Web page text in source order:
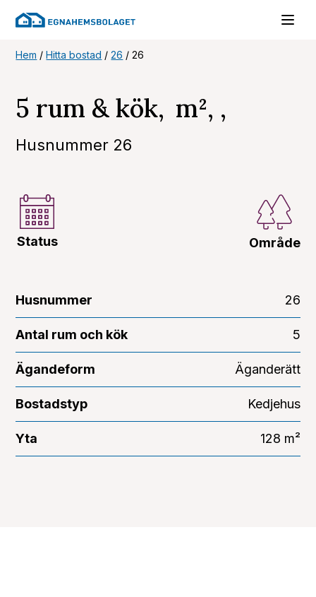
Hem /Hitta bostad /26 /26
5 rum & kök, m², ,
Husnummer 26
Status Område
Husnummer 26
Antal rum och kök 5
Ägandeform Äganderätt
Bostadstyp Kedjehus
Yta 128 m²